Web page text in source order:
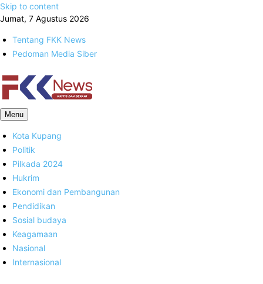
Skip to content
Jumat, 7 Agustus 2026
Tentang FKK News
Pedoman Media Siber
FKK News
Menu
Kota Kupang
Politik
Pilkada 2024
Hukrim
Ekonomi dan Pembangunan
Pendidikan
Sosial budaya
Keagamaan
Nasional
Internasional